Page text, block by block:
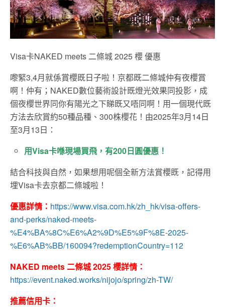
Visa卡NAKED meets 二條城 2025 櫻 優惠
嚟緊3,4月就係賞櫻既日子啦！京都既二條城仲有夜櫻賞
啊！仲有；NAKED數位藝術設計既燈光效果同投影，成
個夜櫻世界同你有陽光之下睇既又唔同啊！用一個現代既
方法去欣賞約50種品種、300株櫻花！由2025年3月14日
至3月13日：
用Visa卡喺現場買飛，有200日圓優惠！
結合科技與自然，如果想用呢個全新方法賞櫻既，記得用
埋Visa卡去京都二條城啦！
優惠詳情： https://www.visa.com.hk/zh_hk/visa-offers-
and-perks/naked-meets-
%E4%BA%8C%E6%A2%9D%E5%9F%8E-2025-
%E6%AB%BB/160094?redemptionCountry=112
NAKED meets 二條城 2025 櫻詳情：
https://event.naked.works/nijojo/spring/zh-TW/
推薦信用卡：